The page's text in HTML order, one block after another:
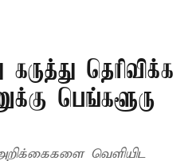
தெரிவிக்க
பெங்களூரு
வெளியிட